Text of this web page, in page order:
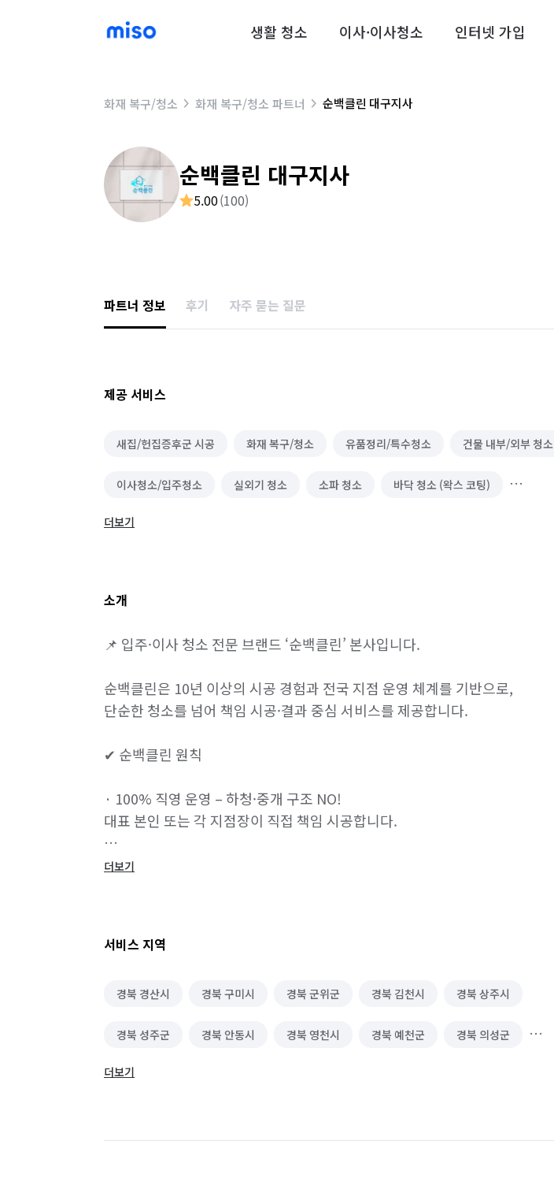
생활 청소 이사·이사청소 인터넷 가입
화재 복구/청소 화재 복구/청소 파트너 순백클린 대구지사
순백클린 대구지사
5.00(100)
파트너 정보 후기 자주 묻는 질문
제공 서비스
새집/헌집증후군 시공 화재 복구/청소 유품정리/특수청소 건물 내부/외부 청소
이사청소/입주청소 실외기 청소 소파 청소 바닥 청소 (왁스 코팅)
곰팡이 제거
더보기
소개
📌 입주·이사 청소 전문 브랜드 ‘순백클린’ 본사입니다.
순백클린은 10년 이상의 시공 경험과 전국 지점 운영 체계를 기반으로,
단순한 청소를 넘어 책임 시공·결과 중심 서비스를 제공합니다.
✔ 순백클린 원칙
· 100% 직영 운영 – 하청·중개 구조 NO!
대표 본인 또는 각 지점장이 직접 책임 시공합니다.
· 전원 한국인 팀원 – 무경력 아르바이트 X,
고객님의 공간 하나에 집중해 꼼꼼히 시공합니다.
· 카카오톡 실시간 공유 – 청소 전·중·후 사진과 하자 부위를
✔ 무료 포함 서비스
더보기
서비스 지역
경북 경산시 경북 구미시 경북 군위군 경북 김천시 경북 상주시
경북 성주군 경북 안동시 경북 영천시 경북 예천군 경북 의성군
경북 청도군
더보기